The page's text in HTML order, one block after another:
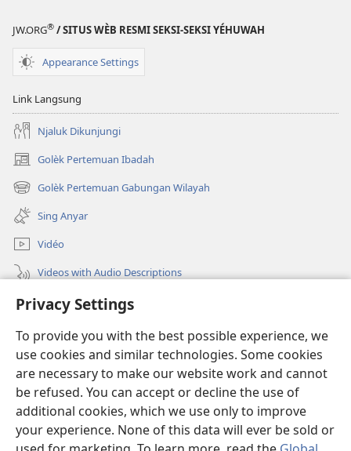
Privacy Settings
To provide you with the best possible experience, we
use cookies and similar technologies. Some cookies
are necessary to make our website work and cannot
be refused. You can accept or decline the use of
additional cookies, which we use only to improve
your experience. None of this data will ever be sold or
JW.ORG® / SITUS WÈB RESMI SEKSI-SEKSI YÉHUWAH
Appearance Settings
Link Langsung
Njaluk Dikunjungi
Golèk Pertemuan Ibadah
(opens
new
window)
Golèk Pertemuan Gabungan Wilayah
(opens
new
window)
Sing Anyar
Vidéo
Videos with Audio Descriptions
Golèk JW.ORG
Sumbangan
(opens
new
window)PERPUSTAKAAN ONLINE Warta Penting
(opens
new
window)JW Hub ®
(opens
new